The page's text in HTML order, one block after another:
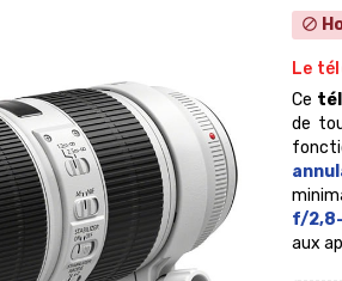
block
Le
Ce
de
f/
aux